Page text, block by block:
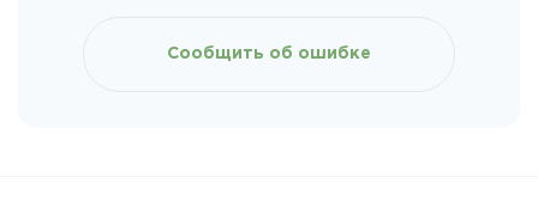
Сообщить об ошибке